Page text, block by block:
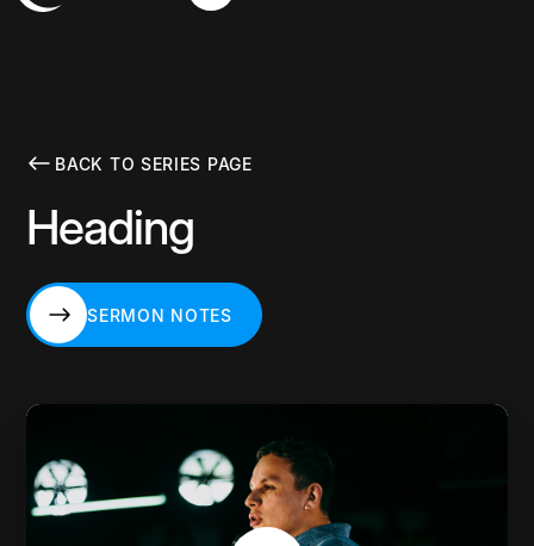
BACK TO SERIES PAGE
Heading
SERMON NOTES